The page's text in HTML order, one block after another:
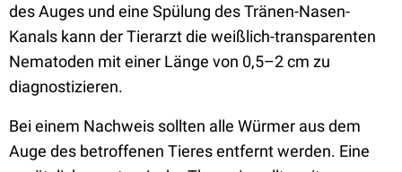
des Auges und eine Spülung des Tränen-Nasen-
Kanals kann der Tierarzt die weißlich-transparenten
Nematoden mit einer Länge von 0,5–2 cm zu
diagnostizieren.
Bei einem Nachweis sollten alle Würmer aus dem
Auge des betroffenen Tieres entfernt werden. Eine